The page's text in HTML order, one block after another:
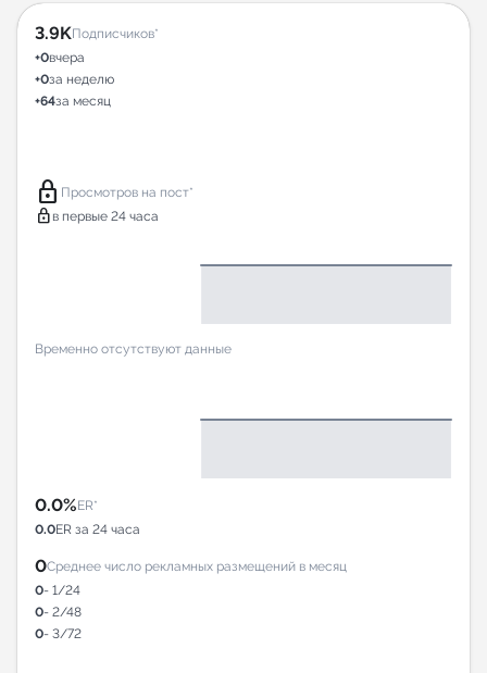
3.9KПодписчиков*
+0вчера
+0за неделю
+64за месяц
lock Просмотров на пост*
lock в первые 24 часа
Временно отсутствуют данные
0.0%ER*
0.0ER за 24 часа
0Среднее число рекламных размещений в месяц
0- 1/24
0- 2/48
0- 3/72